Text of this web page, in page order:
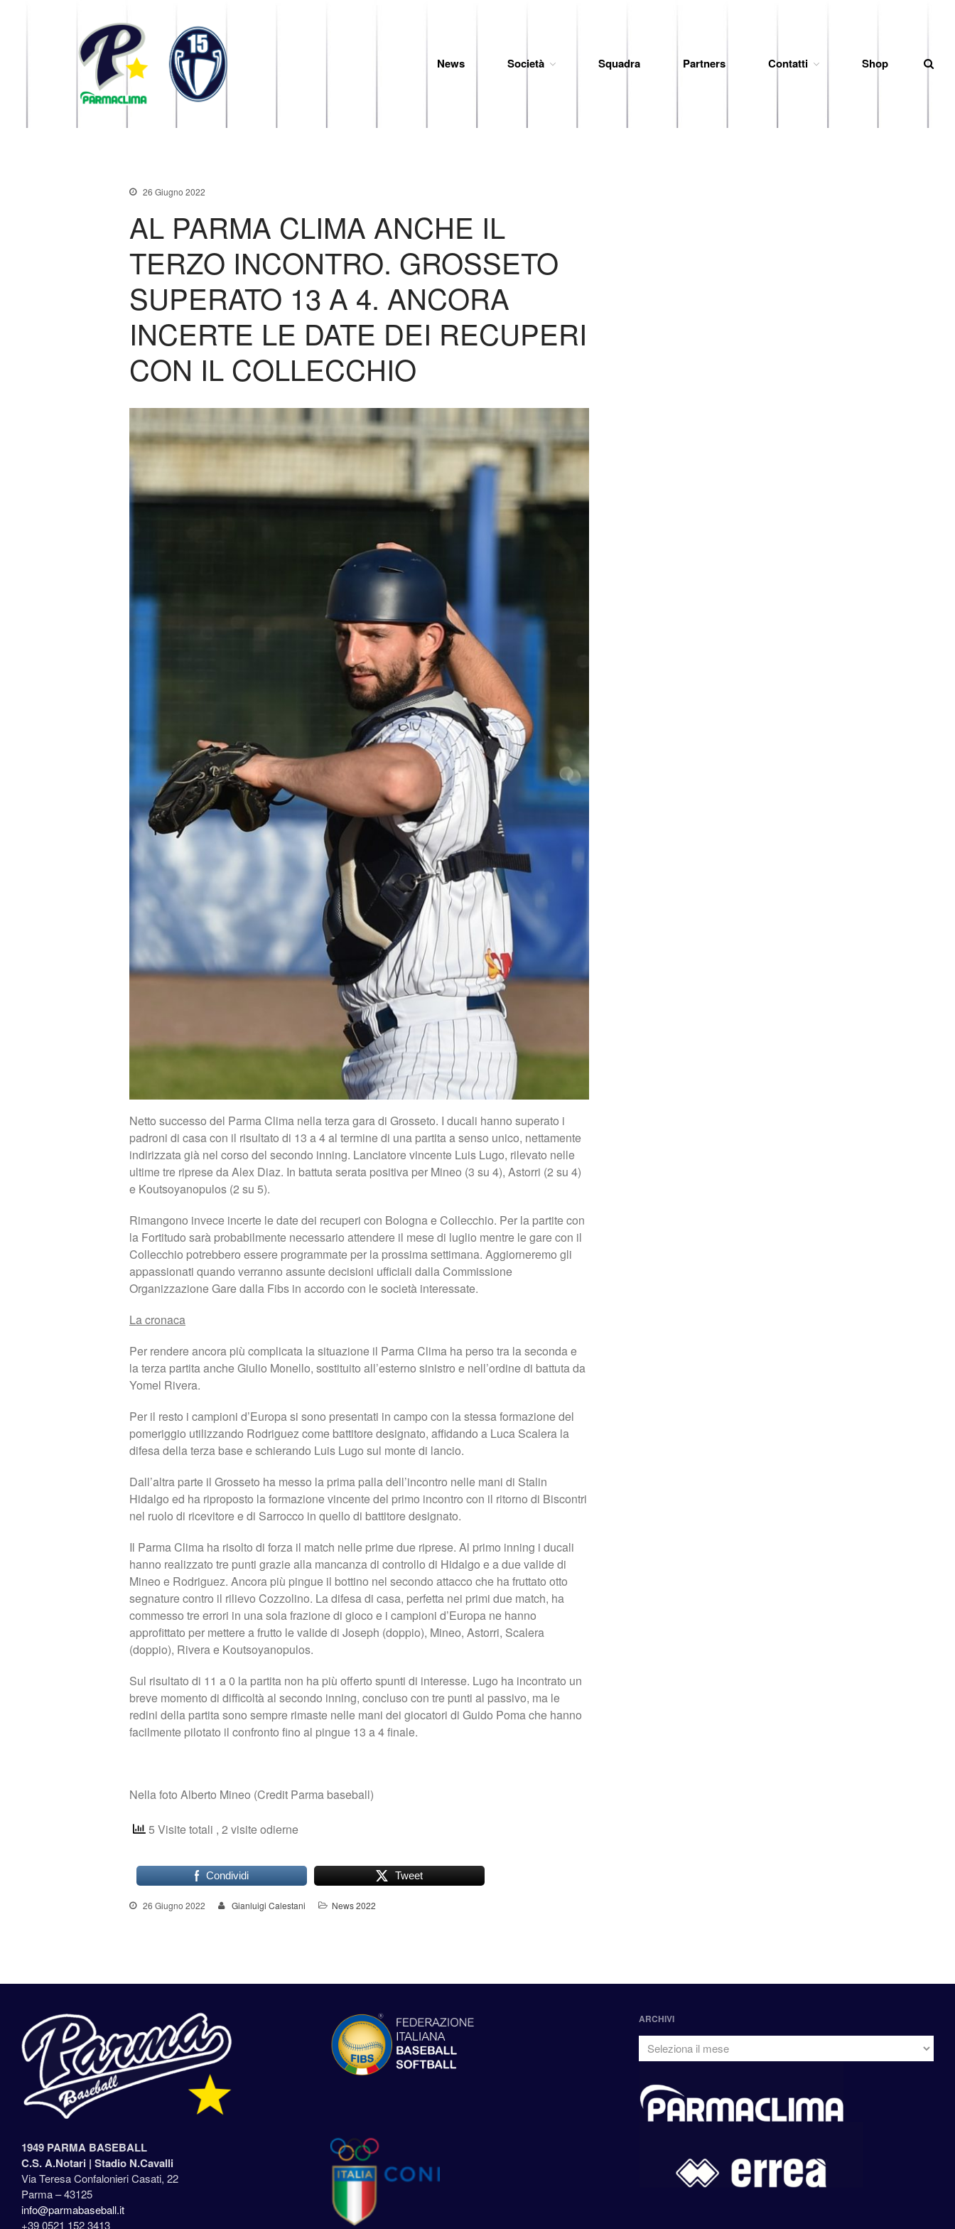
Organigramma
News Società Squadra Partners Contatti Shop
26 Giugno 2022
AL PARMA CLIMA ANCHE IL
TERZO INCONTRO. GROSSETO
SUPERATO 13 A 4. ANCORA
INCERTE LE DATE DEI RECUPERI
CON IL COLLECCHIO
Netto successo del Parma Clima nella terza gara di Grosseto. I ducali hanno superato i
padroni di casa con il risultato di 13 a 4 al termine di una partita a senso unico, nettamente
indirizzata già nel corso del secondo inning. Lanciatore vincente Luis Lugo, rilevato nelle
ultime tre riprese da Alex Diaz. In battuta serata positiva per Mineo (3 su 4), Astorri (2 su 4)
e Koutsoyanopulos (2 su 5).
Rimangono invece incerte le date dei recuperi con Bologna e Collecchio. Per la partite con
la Fortitudo sarà probabilmente necessario attendere il mese di luglio mentre le gare con il
Collecchio potrebbero essere programmate per la prossima settimana. Aggiorneremo gli
appassionati quando verranno assunte decisioni ufficiali dalla Commissione
Organizzazione Gare dalla Fibs in accordo con le società interessate.
La cronaca
Per rendere ancora più complicata la situazione il Parma Clima ha perso tra la seconda e
la terza partita anche Giulio Monello, sostituito all’esterno sinistro e nell’ordine di battuta da
Yomel Rivera.
Per il resto i campioni d’Europa si sono presentati in campo con la stessa formazione del
pomeriggio utilizzando Rodriguez come battitore designato, affidando a Luca Scalera la
difesa della terza base e schierando Luis Lugo sul monte di lancio.
Dall’altra parte il Grosseto ha messo la prima palla dell’incontro nelle mani di Stalin
Hidalgo ed ha riproposto la formazione vincente del primo incontro con il ritorno di Biscontri
nel ruolo di ricevitore e di Sarrocco in quello di battitore designato.
Il Parma Clima ha risolto di forza il match nelle prime due riprese. Al primo inning i ducali
hanno realizzato tre punti grazie alla mancanza di controllo di Hidalgo e a due valide di
Mineo e Rodriguez. Ancora più pingue il bottino nel secondo attacco che ha fruttato otto
segnature contro il rilievo Cozzolino. La difesa di casa, perfetta nei primi due match, ha
commesso tre errori in una sola frazione di gioco e i campioni d’Europa ne hanno
approfittato per mettere a frutto le valide di Joseph (doppio), Mineo, Astorri, Scalera
(doppio), Rivera e Koutsoyanopulos.
Sul risultato di 11 a 0 la partita non ha più offerto spunti di interesse. Lugo ha incontrato un
breve momento di difficoltà al secondo inning, concluso con tre punti al passivo, ma le
redini della partita sono sempre rimaste nelle mani dei giocatori di Guido Poma che hanno
facilmente pilotato il confronto fino al pingue 13 a 4 finale.
Nella foto Alberto Mineo (Credit Parma baseball)
5 Visite totali , 2 visite odierne
Condividi Tweet
26 Giugno 2022 Gianluigi Calestani News 2022
1949 PARMA BASEBALL
C.S. A.Notari | Stadio N.Cavalli
Via Teresa Confalonieri Casati, 22
Parma – 43125
info@parmabaseball.it
+39 0521 152 3413
ARCHIVI